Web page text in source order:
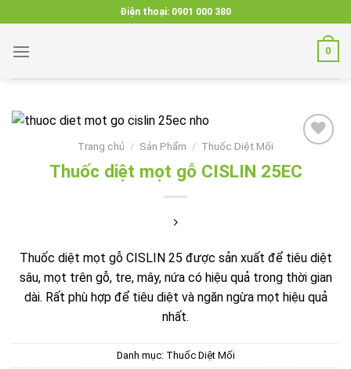
to
content
Điện thoại: 0901 000 380
0
Trang chủ / Sản Phẩm / Thuốc Diệt Mối
Thuốc diệt mọt gỗ CISLIN 25EC
Thuốc diệt mọt gỗ CISLIN 25 được sản xuất để tiêu diệt
sâu, mọt trên gỗ, tre, mây, nứa có hiệu quả trong thời gian
dài. Rất phù hợp để tiêu diệt và ngăn ngừa mọt hiệu quả
nhất.
Danh mục: Thuốc Diệt Mối